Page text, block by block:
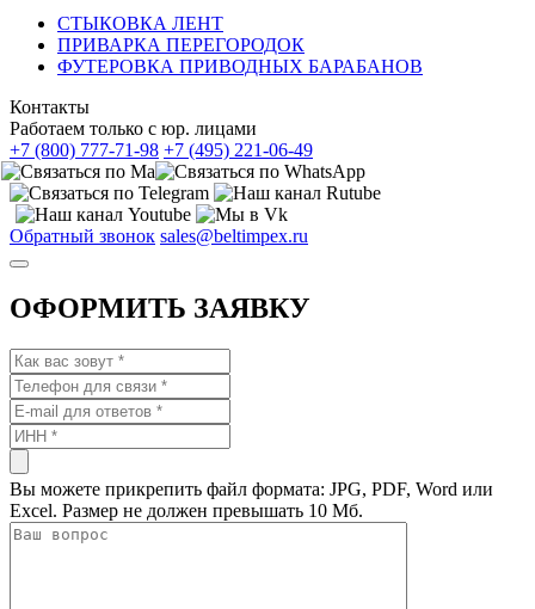
СТЫКОВКА ЛЕНТ
ПРИВАРКА ПЕРЕГОРОДОК
ФУТЕРОВКА ПРИВОДНЫХ БАРАБАНОВ
Контакты
Работаем только с юр. лицами
+7 (800) 777-71-98 +7 (495) 221-06-49
Обратный звонок sales@beltimpex.ru
ОФОРМИТЬ ЗАЯВКУ
Вы можете прикрепить файл формата: JPG, PDF, Word или
Excel. Размер не должен превышать 10 Мб.